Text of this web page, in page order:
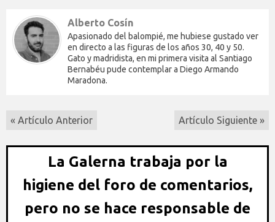
Alberto Cosín
Apasionado del balompié, me hubiese gustado ver
en directo a las figuras de los años 30, 40 y 50.
Gato y madridista, en mi primera visita al Santiago
Bernabéu pude contemplar a Diego Armando
Maradona.
« Artículo Anterior Artículo Siguiente »
La Galerna trabaja por la
higiene del foro de comentarios,
pero no se hace responsable de